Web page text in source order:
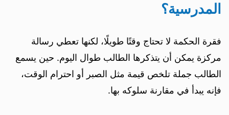
المدرسية؟
فقرة الحكمة لا تحتاج وقتًا طويلًا، لكنها تعطي رسالة
مركزة يمكن أن يتذكرها الطالب طوال اليوم. حين يسمع
الطالب جملة تلخص قيمة مثل الصبر أو احترام الوقت،
فإنه يبدأ في مقارنة سلوكه بها.